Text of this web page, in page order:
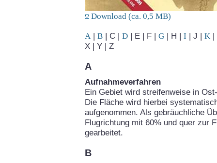
Download (ca. 0,5 MB)
A | B | C | D | E | F | G | H | I | J | K |
X | Y | Z
A
Aufnahmeverfahren
Ein Gebiet wird streifenweise in
Die Fläche wird hierbei
aufgenommen. Als gebräuchliche
Flugrichtung mit 60% und quer zur
gearbeitet.
B